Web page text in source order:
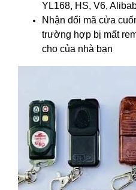
YL168, HS, V6,
Nhận đổi mã cửa
trường hợp bị mất
cho của nhà bạn